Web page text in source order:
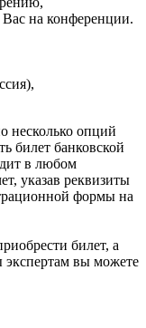
Вас на конференции.
несколько опций
билет банковской
в любом
указав реквизиты
формы на
билет, а
экспертам вы можете